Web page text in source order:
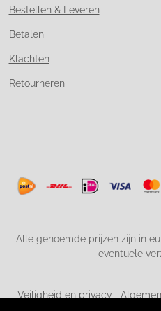
Bestellen & Leveren
Betalen
Klachten
Retourneren
Alle genoemde prijzen zijn in
eventuele
Veiligheid en privacy